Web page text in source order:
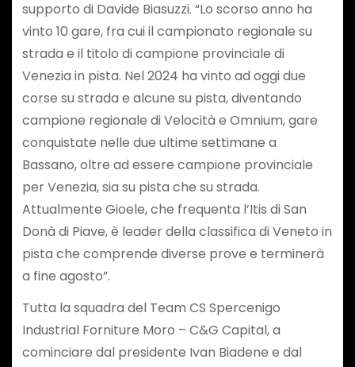
supporto di Davide Biasuzzi. “Lo scorso anno ha
vinto 10 gare, fra cui il campionato regionale su
strada e il titolo di campione provinciale di
Venezia in pista. Nel 2024 ha vinto ad oggi due
corse su strada e alcune su pista, diventando
campione regionale di Velocità e Omnium, gare
conquistate nelle due ultime settimane a
Bassano, oltre ad essere campione provinciale
per Venezia, sia su pista che su strada.
Attualmente Gioele, che frequenta l’Itis di San
Donà di Piave, è leader della classifica di Veneto in
pista che comprende diverse prove e terminerà
a fine agosto”.
Tutta la squadra del Team CS Spercenigo
Industrial Forniture Moro – C&G Capital, a
cominciare dal presidente Ivan Biadene e dal